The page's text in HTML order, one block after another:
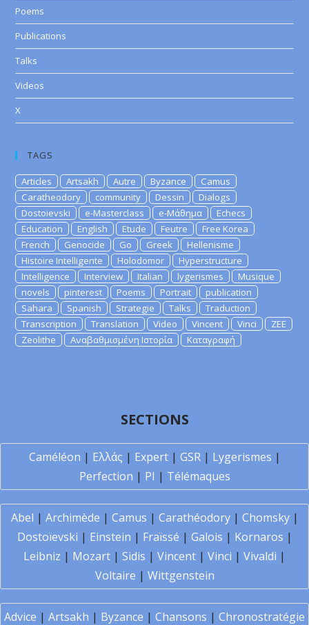
Poems
Publications
Talks
Videos
X
TAGS
Articles Artsakh Autre Byzance
Camus
Caratheodory
community Dessin
Dialogs
Dostoievski
e-Masterclass e-Μάθημα
Echecs
Education
English Etude Feutre
Free Korea
French
Genocide Go Greek
Hellenisme
Histoire Intelligente
Holodomor
Hyperstructure
Intelligence
Interview Italian lygerismes
Musique
novels
pinterest Poems Portrait
publication
Sahara
Spanish Strategie Talks
Traduction
Transcription
Translation Video Vincent Vinci
ZEE
Zeolithe
Αναβαθμισμένη Ιστορία Καταγραφή
SECTIONS
Caméléon | Ελλάς | Expert| GSR| Lygerismes |
Perfection | PI | Télémaques
Abel | Archimède | Camus | Carathéodory| Chomsky|
Dostoïevski | Einstein | Fraïssé | Galois | Kornaros |
Leibniz | Mozart | Sidis | Vincent | Vinci | Vivaldi |
Voltaire | Wittgenstein
Advice | Artsakh | Byzance | Chansons | Chronostratégie